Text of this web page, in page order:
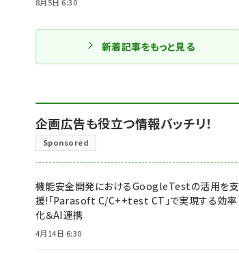
新着記事をもっと見る
企画広告も役立つ情報バッチリ！
Sponsored
機能安全開発におけるGoogleTestの活用を支
援!「Parasoft C/C++test CT」で実現する効率
化＆AI連携
4月14日 6:30